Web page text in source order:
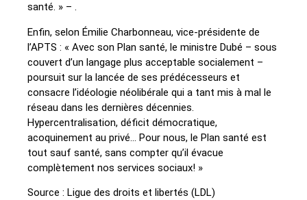
santé. » – .
Enfin, selon Émilie Charbonneau, vice-présidente de
l’APTS : « Avec son Plan santé, le ministre Dubé – sous
couvert d’un langage plus acceptable socialement –
poursuit sur la lancée de ses prédécesseurs et
consacre l’idéologie néolibérale qui a tant mis à mal le
réseau dans les dernières décennies.
Hypercentralisation, déficit démocratique,
acoquinement au privé… Pour nous, le Plan santé est
tout sauf santé, sans compter qu’il évacue
complètement nos services sociaux! »
Source : Ligue des droits et libertés (LDL)